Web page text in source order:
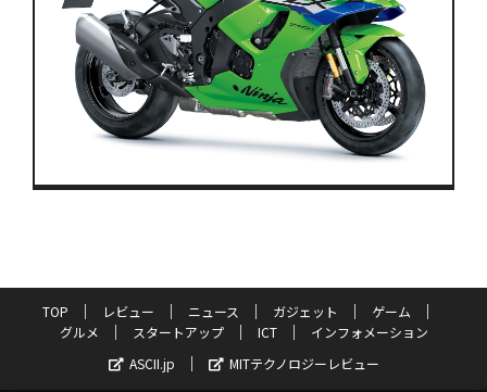
TOP レビュー ニュース ガジェット
ゲーム
グルメ
スタートアップ ICT
インフォメーション
ASCII.jp
MITテクノロジーレビュー